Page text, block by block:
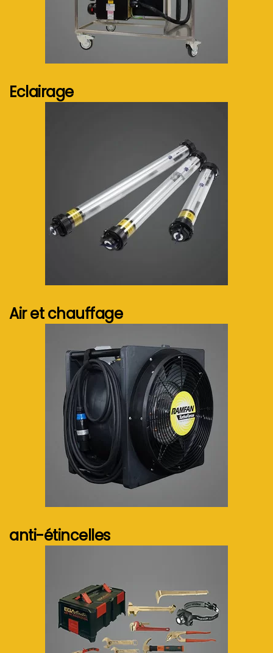
Eclairage
Air et chauffage
anti-étincelles